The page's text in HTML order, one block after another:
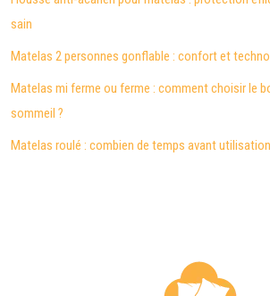
sain
Matelas 2 personnes gonflable : confort et
Matelas mi ferme ou ferme : comment choisir le
sommeil ?
Matelas roulé : combien de temps avant